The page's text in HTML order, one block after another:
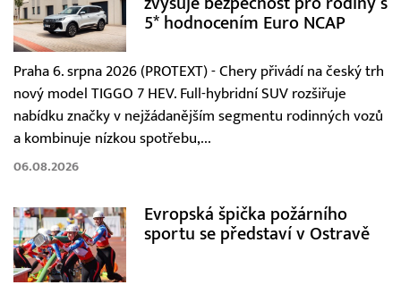
5* hodnocením Euro NCAP
Praha 6. srpna 2026 (PROTEXT) - Chery přivádí na český trh
nový model TIGGO 7 HEV. Full-hybridní SUV rozšiřuje
nabídku značky v nejžádanějším segmentu rodinných vozů
a kombinuje nízkou spotřebu,...
06.08.2026
Evropská špička požárního
sportu se představí v Ostravě